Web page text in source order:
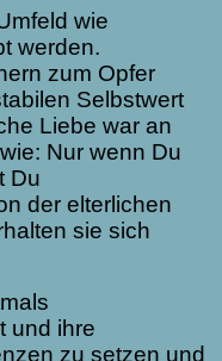
wie
werden.
zum Opfer
Selbstwert
Liebe war an
Nur wenn Du
Du
der elterlichen
sie sich
und ihre
zu setzen und